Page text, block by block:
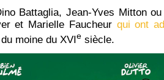
Battaglia, Jean-Yves Mitton
et Marielle Faucheur qui ont
moine du XVIe siècle.